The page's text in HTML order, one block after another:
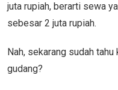
juta rupiah, berarti sewa
sebesar 2 juta rupiah.
Nah, sekarang sudah
gudang?